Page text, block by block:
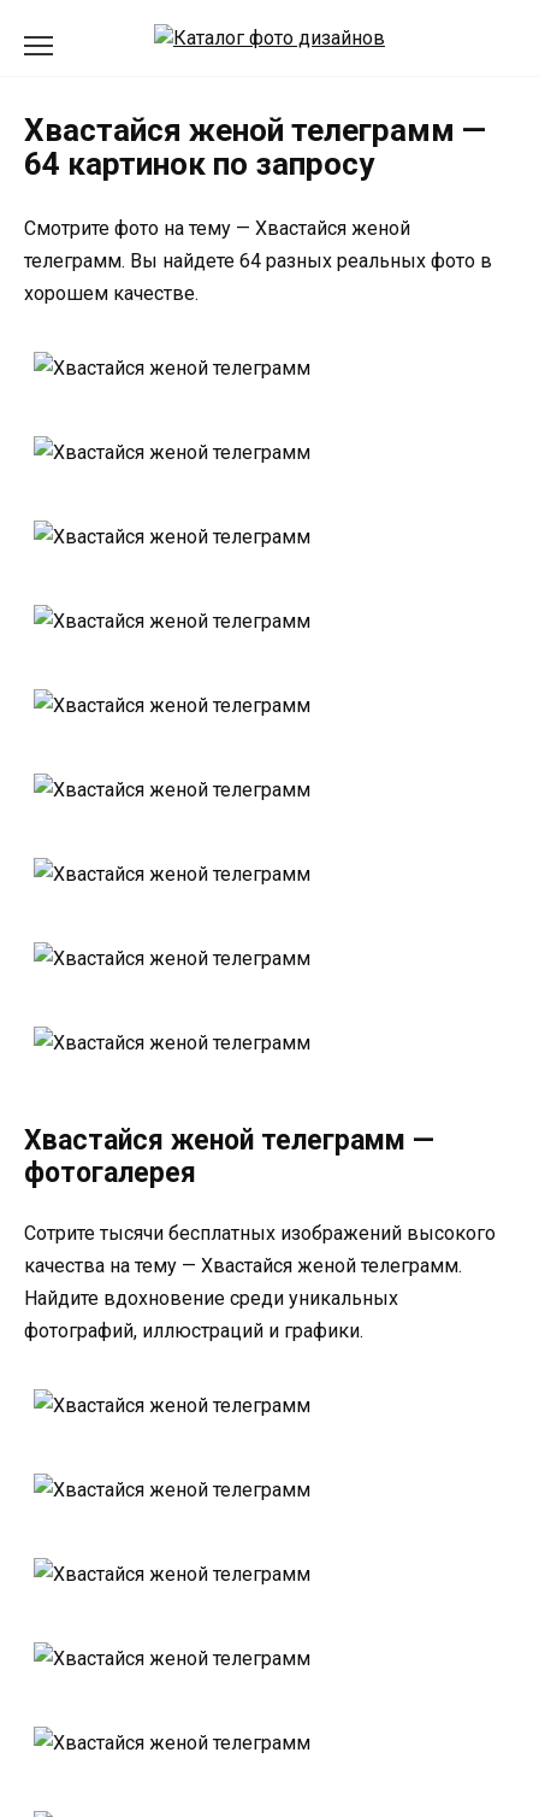
Хвастайся женой телеграмм —
64 картинок по запросу
Смотрите фото на тему — Хвастайся женой
телеграмм. Вы найдете 64 разных реальных фото в
хорошем качестве.
Хвастайся женой телеграмм —
фотогалерея
Сотрите тысячи бесплатных изображений высокого
качества на тему — Хвастайся женой телеграмм.
Найдите вдохновение среди уникальных
фотографий, иллюстраций и графики.